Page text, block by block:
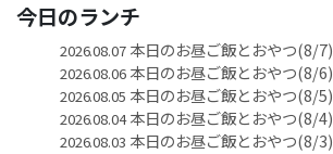
今日のランチ
2026.08.07本日のお昼ご飯とおやつ(8/7)
2026.08.06本日のお昼ご飯とおやつ(8/6)
2026.08.05 本日のお昼ご飯とおやつ(8/5)
2026.08.04本日のお昼ご飯とおやつ(8/4)
2026.08.03 本日のお昼ご飯とおやつ(8/3)